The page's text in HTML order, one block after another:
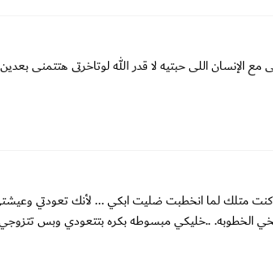
اللى حبتيه لا قدر الله لوتاخرتى هتتمنى
متلك لما انخطبت ضليت ابكي ... لأنك تعودتي
..خليكي مبسوطه بكره بتتعودي وبس تتزوجي